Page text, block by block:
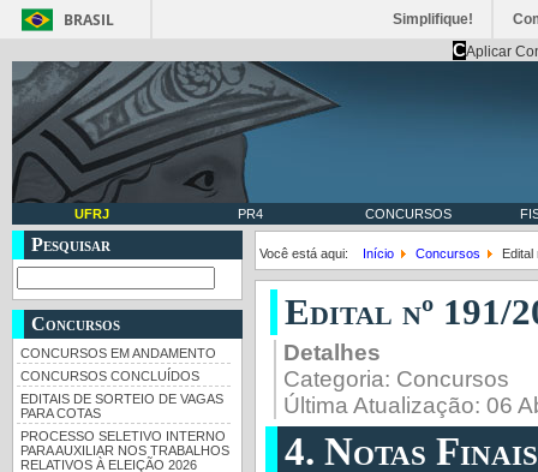
BRASIL Simplifique!
CAplicar
UFRJ PR4 CONCURSOS
Pesquisar
Concursos
CONCURSOS EM ANDAMENTO
CONCURSOS CONCLUÍDOS
EDITAIS DE SORTEIO DE VAGAS
PARA COTAS
PROCESSO SELETIVO INTERNO
PARA AUXILIAR NOS TRABALHOS
RELATIVOS À ELEIÇÃO 2026
Você está aqui: Início Concursos Edital
Edital nº 191/
Detalhes
Categoria: Concursos
Última Atualização: 06
4. Notas Finais